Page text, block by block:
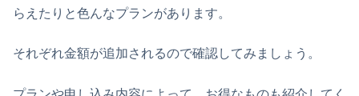
らえたりと色んなプランがあります。
それぞれ金額が追加されるので確認してみましょう。